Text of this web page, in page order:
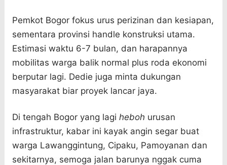
Pemkot Bogor fokus urus perizinan dan kesiapan,
sementara provinsi handle konstruksi utama.
Estimasi waktu 6-7 bulan, dan harapannya
mobilitas warga balik normal plus roda ekonomi
berputar lagi. Dedie juga minta dukungan
masyarakat biar proyek lancar jaya.
Di tengah Bogor yang lagi heboh urusan
infrastruktur, kabar ini kayak angin segar buat
warga Lawanggintung, Cipaku, Pamoyanan dan
sekitarnya, semoga jalan barunya nggak cuma